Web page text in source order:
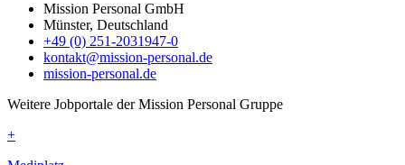
Mission Personal GmbH
Münster, Deutschland
+49 (0) 251-2031947-0
kontakt@mission-personal.de
mission-personal.de
Weitere Jobportale der Mission Personal Gruppe
+